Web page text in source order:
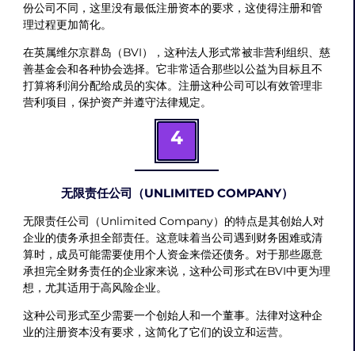
份公司不同，这里没有最低注册资本的要求，这使得注册和管
理过程更加简化。
在英属维尔京群岛（BVI），这种法人形式常被非营利组织、慈
善基金会和各种协会选择。它非常适合那些以公益为目标且不
打算将利润分配给成员的实体。注册这种公司可以有效管理非
营利项目，保护资产并遵守法律规定。
4
无限责任公司（UNLIMITED COMPANY）
无限责任公司（Unlimited Company）的特点是其创始人对
企业的债务承担全部责任。这意味着当公司遇到财务困难或清
算时，成员可能需要使用个人资金来偿还债务。对于那些愿意
承担完全财务责任的企业家来说，这种公司形式在BVI中更为理
想，尤其适用于高风险企业。
这种公司形式至少需要一个创始人和一个董事。法律对这种企
业的注册资本没有要求，这简化了它们的设立和运营。